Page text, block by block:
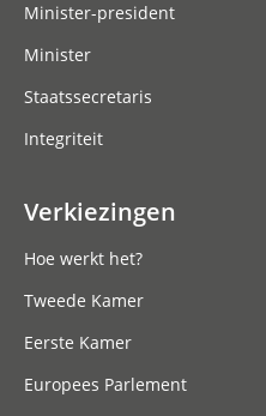
Minister-president
Minister
Staatssecretaris
Integriteit
Verkiezingen
Hoe werkt het?
Tweede Kamer
Eerste Kamer
Europees Parlement